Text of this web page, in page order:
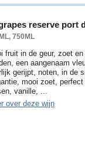
reserve port
750ML
fruit in de geur, zoet
een aangenaam
gerijpt, noten, in de
mooi zoet, perfect
vanille, ...
over deze wijn